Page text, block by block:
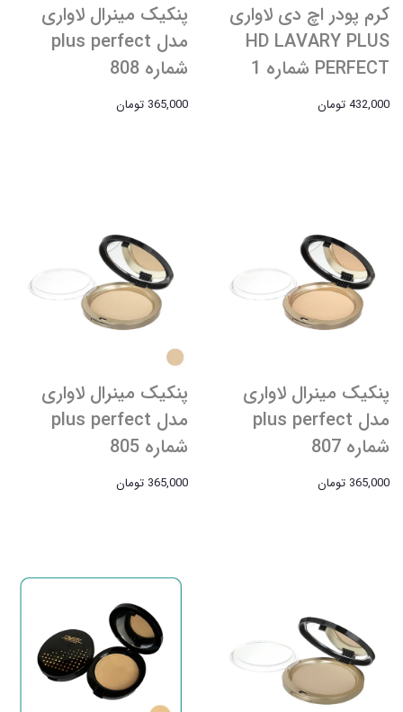
کرم پودر اچ دی لاواری
HD LAVARY PLUS
PERFECT شماره 1
432,000 تومان
پنکیک مینرال لاواری
مدل plus perfect
شماره 808
365,000 تومان
پنکیک مینرال لاواری
مدل plus perfect
شماره 807
365,000 تومان
پنکیک مینرال لاواری
مدل plus perfect
شماره 805
365,000 تومان